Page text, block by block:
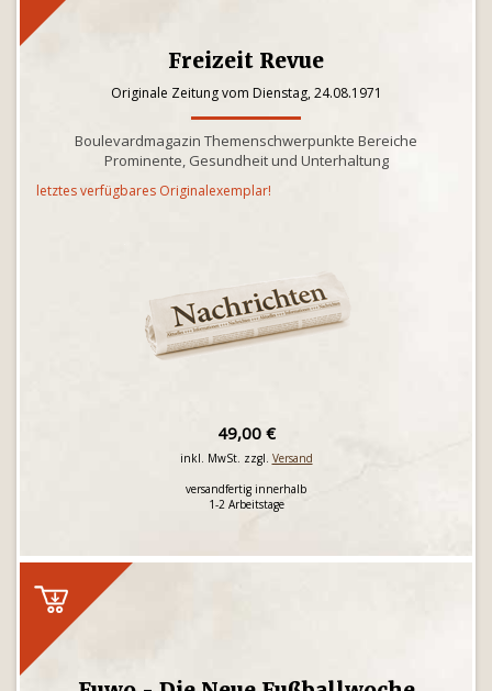
Freizeit Revue
Originale Zeitung vom Dienstag, 24.08.1971
Boulevardmagazin Themenschwerpunkte Bereiche
Prominente, Gesundheit und Unterhaltung
letztes verfügbares Originalexemplar!
49,00 €
inkl. MwSt. zzgl. Versand
versandfertig innerhalb
1-2 Arbeitstage